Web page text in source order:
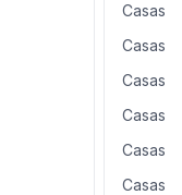
Casas
Casas
Casas
Casas
Casas
Casas